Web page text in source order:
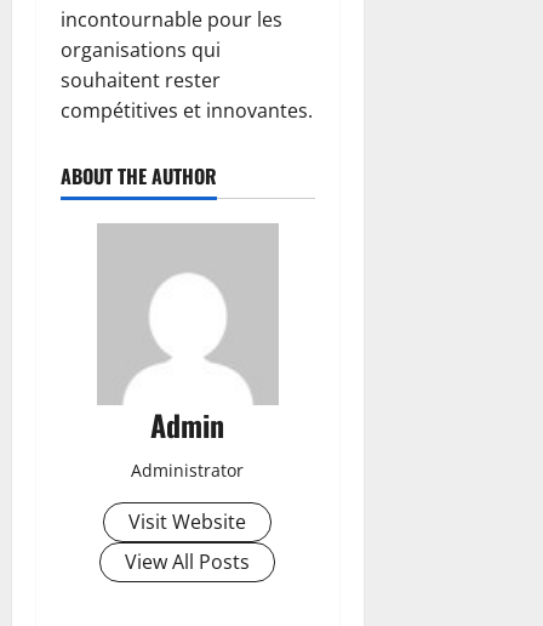
incontournable pour les
organisations qui
souhaitent rester
compétitives et innovantes.
ABOUT THE AUTHOR
Admin
Administrator
Visit Website
View All Posts